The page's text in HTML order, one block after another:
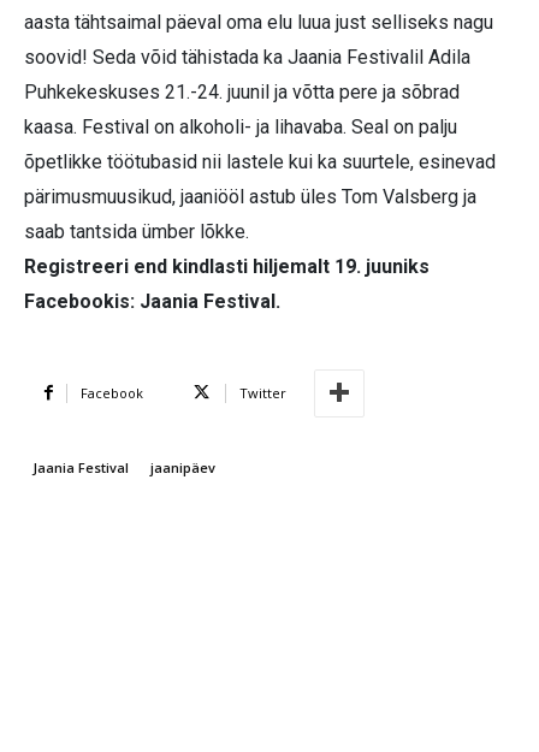
aasta tähtsaimal päeval oma elu luua just selliseks nagu
soovid! Seda võid tähistada ka Jaania Festivalil Adila
Puhkekeskuses 21.-24. juunil ja võtta pere ja sõbrad
kaasa. Festival on alkoholi- ja lihavaba. Seal on palju
õpetlikke töötubasid nii lastele kui ka suurtele, esinevad
pärimusmuusikud, jaaniööl astub üles Tom Vals­berg ja
saab tantsida ümber lõkke.
Registreeri end kindlasti hiljemalt 19. juuniks
Facebookis: Jaania Festival.
Facebook Twitter
Jaania Festival jaanipäev